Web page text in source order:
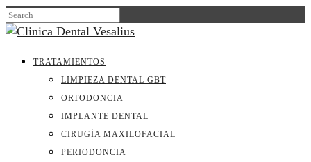
TRATAMIENTOS
LIMPIEZA DENTAL GBT
ORTODONCIA
IMPLANTE DENTAL
CIRUGÍA MAXILOFACIAL
PERIODONCIA